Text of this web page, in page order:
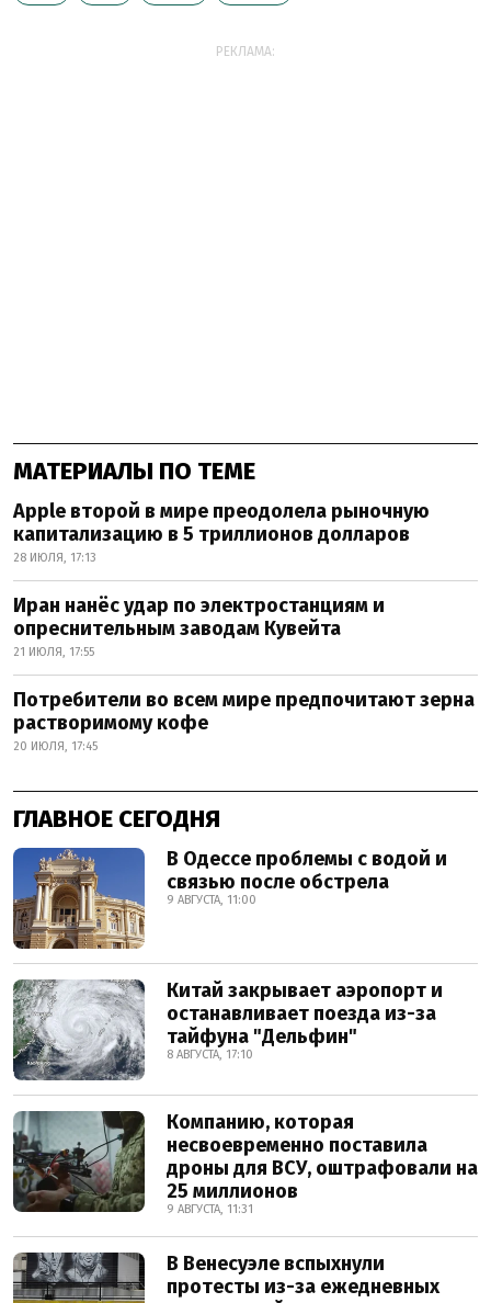
РЕКЛАМА:
МАТЕРИАЛЫ ПО ТЕМЕ
Apple второй в мире преодолела рыночную
капитализацию в 5 триллионов долларов
28 ИЮЛЯ, 17:13
Иран нанёс удар по электростанциям и
опреснительным заводам Кувейта
21 ИЮЛЯ, 17:55
Потребители во всем мире предпочитают зерна
растворимому кофе
20 ИЮЛЯ, 17:45
ГЛАВНОЕ СЕГОДНЯ
В Одессе проблемы с водой и
связью после обстрела
9 АВГУСТА, 11:00
Китай закрывает аэропорт и
останавливает поезда из-за
тайфуна "Дельфин"
8 АВГУСТА, 17:10
Компанию, которая
несвоевременно поставила
дроны для ВСУ, оштрафовали на
25 миллионов
9 АВГУСТА, 11:31
В Венесуэле вспыхнули
протесты из-за ежедневных